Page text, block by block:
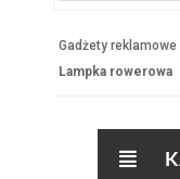
Gadżety reklamowe
Lampka rowerowa